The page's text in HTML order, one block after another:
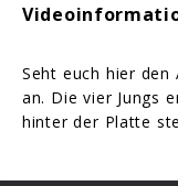
Seht euch hier den
an. Die vier Jungs
hinter der Platte